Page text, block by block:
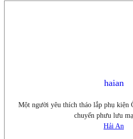
haian
Một người yêu thích tháo lắp phụ kiện
chuyến phưu lưu
Hải An